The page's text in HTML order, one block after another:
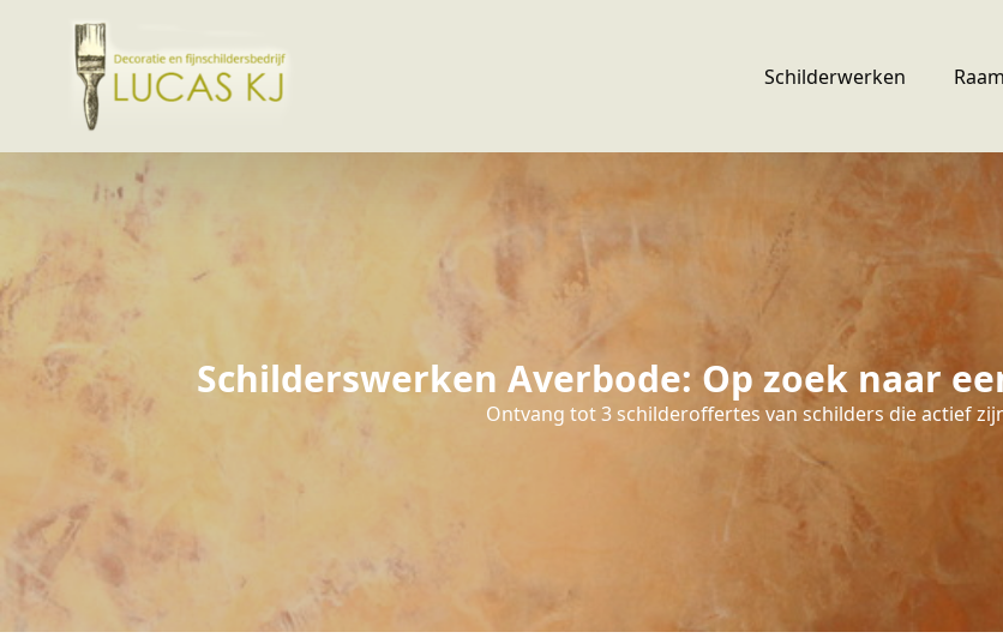
Schilderwerken
Schilderswerken Averbode: Op zoek naar
Ontvang tot 3 schilderoffertes van schilders die actief